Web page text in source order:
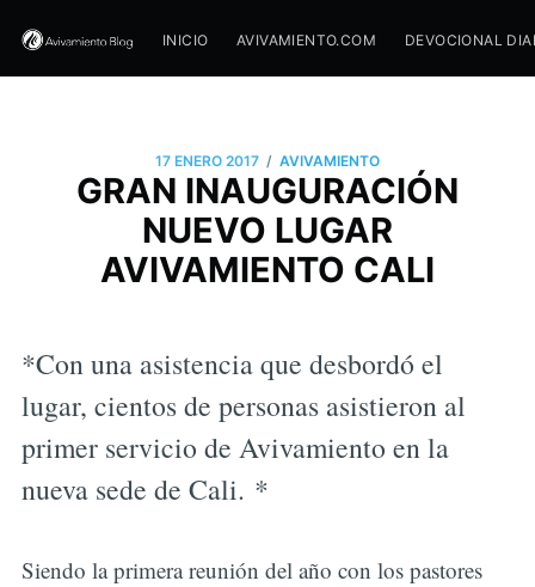
INICIO AVIVAMIENTO.COM DEVOCIONAL
17 ENERO 2017 / AVIVAMIENTO
GRAN INAUGURACIÓN
NUEVO LUGAR
AVIVAMIENTO CALI
*Con una asistencia que desbordó el
lugar, cientos de personas asistieron al
primer servicio de Avivamiento en la
nueva sede de Cali. *
Siendo la primera reunión del año con los pastores